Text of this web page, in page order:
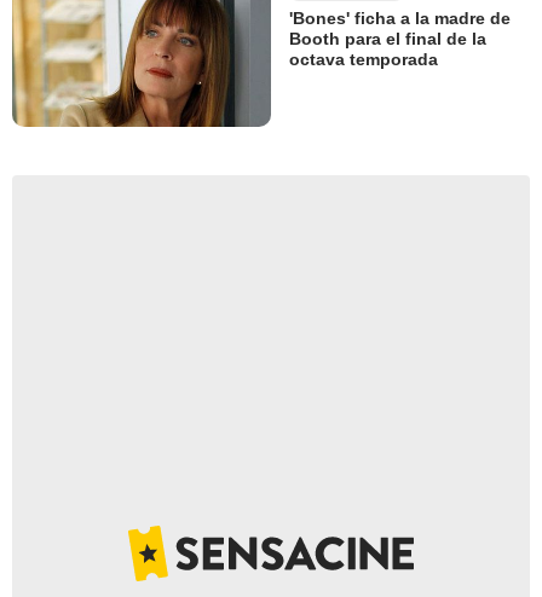
'Bones' ficha a la madre de
Booth para el final de la
octava temporada